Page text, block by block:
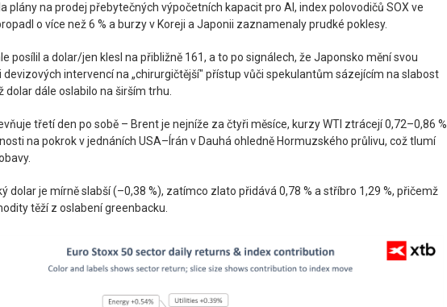
plány na prodej přebytečných výpočetních kapacit pro AI, index polovodičů SOX ve
o více než 6 % a burzy v Koreji a Japonii zaznamenaly prudké poklesy.
posílil a dolar/jen klesl na přibližně 161, a to po signálech, že Japonsko mění svou
devizových intervencí na „chirurgičtější" přístup vůči spekulantům sázejícím na slabost
dolar dále oslabilo na širším trhu.
třetí den po sobě – Brent je nejníže za čtyři měsíce, kurzy WTI ztrácejí 0,72–0,86 %
na pokrok v jednáních USA–Írán v Dauhá ohledně Hormuzského průlivu, což tlumí
dolar je mírně slabší (–0,38 %), zatímco zlato přidává 0,78 % a stříbro 1,29 %, přičemž
těží z oslabení greenbacku.